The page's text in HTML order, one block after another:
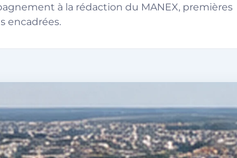
à la rédaction du MANEX, premières
encadrées.